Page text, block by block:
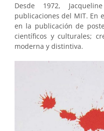
Desde 1972,
publicaciones del MIT. En
en la publicación de
científicos y culturales;
moderna y distintiva.